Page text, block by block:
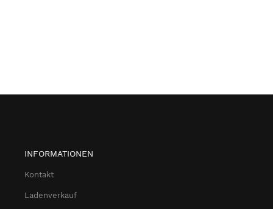
INFORMATIONEN
Kontakt
Ladenverkauf